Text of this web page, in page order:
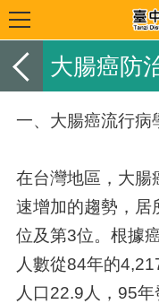
大腸癌防
一、大腸癌流行病
在台灣地區，大腸
速增加的趨勢，居
位及第3位。根據
人數從84年的
人口22.9 人， 95年